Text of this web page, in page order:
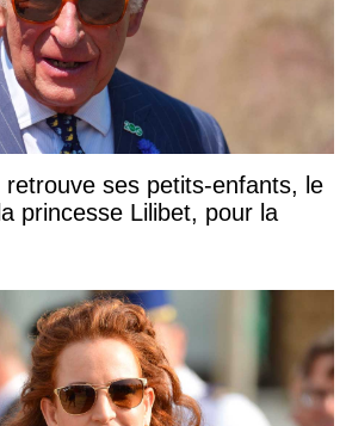
ses petits-enfants, le
princesse Lilibet, pour la